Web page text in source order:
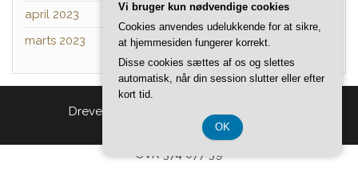
april 2023
marts 2023
Drevet af Tema:Head Blog
CVR 374 077 39
Vi bruger kun nødvendige cookies
Cookies anvendes udelukkende for at sikre,
at hjemmesiden fungerer korrekt.
Disse cookies sættes af os og slettes
automatisk, når din session slutter eller efter
kort tid.
OK